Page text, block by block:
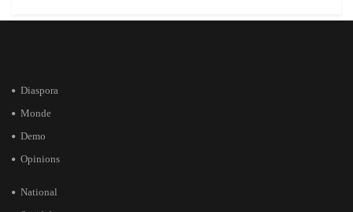
Diaspora
Monde
Demo
Opinions
National